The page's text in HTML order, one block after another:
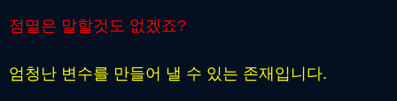
점멸은 말할것도 없겠죠?
엄청난 변수를 만들어 낼 수 있는 존재입니다.